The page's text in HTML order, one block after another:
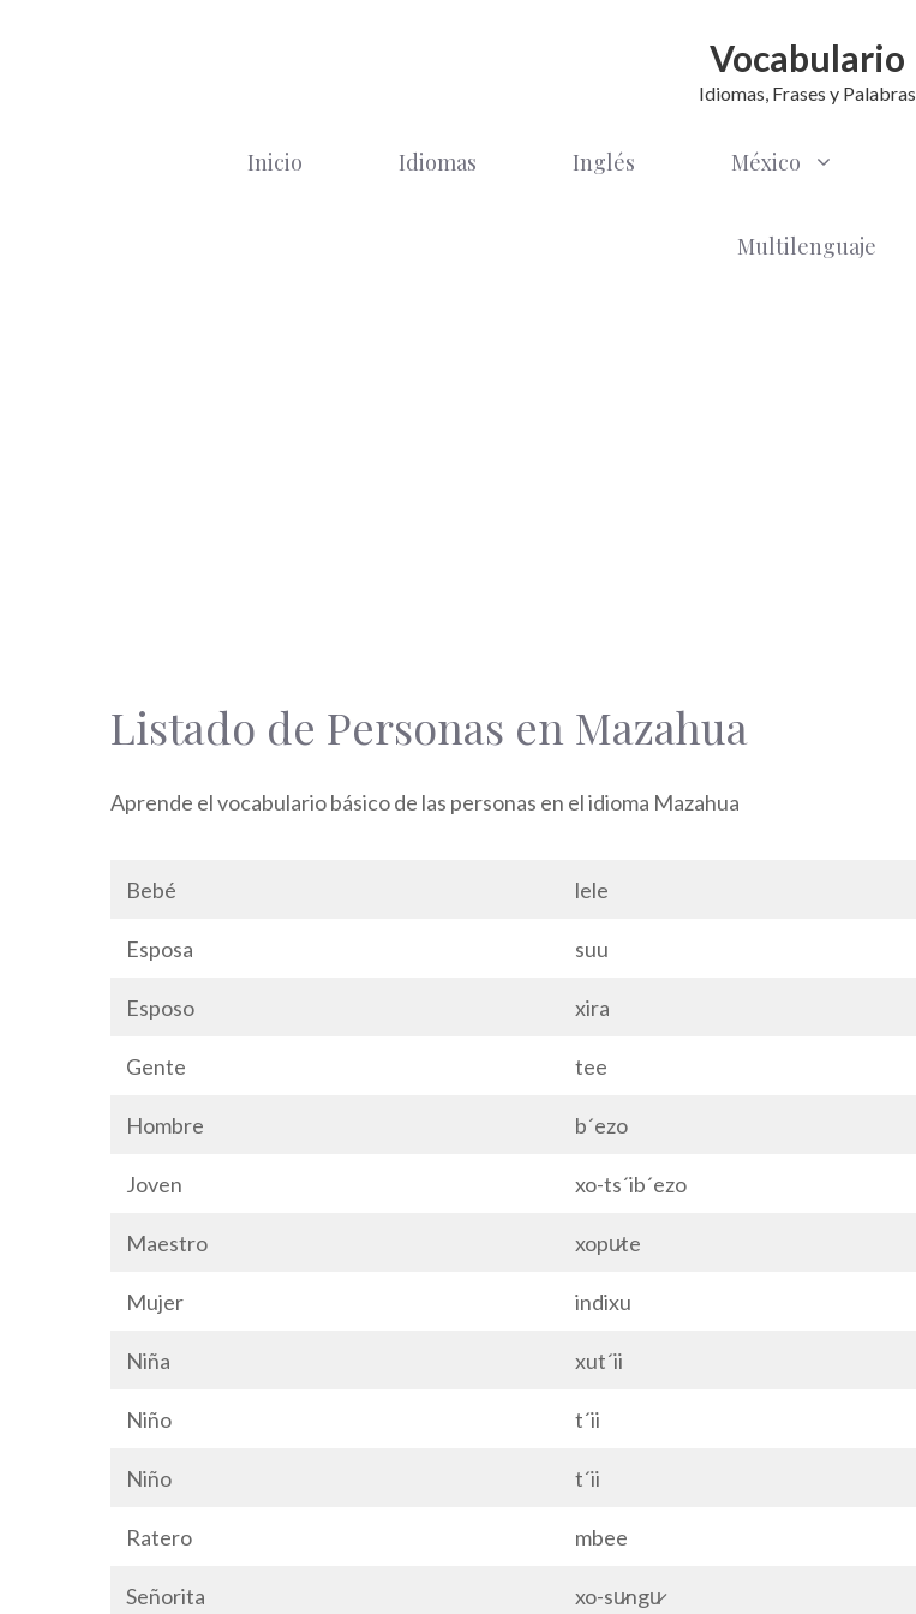
Vocabulario
Idiomas, Frases y Palabras
Inicio Idiomas Inglés México
Multilenguaje
Listado de Personas en Mazahua
Aprende el vocabulario básico de las personas en el idioma Mazahua
Bebé lele
Esposa suu
Esposo xira
Gente tee
Hombre b´ezo
Joven xo-ts´ib´ezo
Maestro xopu̷te
Mujer indixu
Niña xut´ii
Niño t´ii
Niño t´ii
Ratero mbee
Señorita xo-su̷ngu̷